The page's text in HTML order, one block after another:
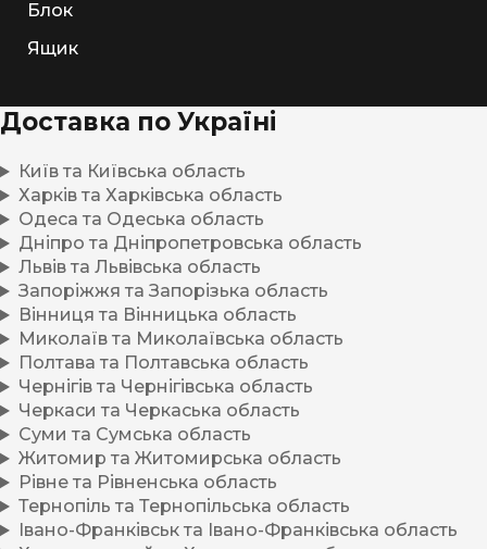
Блок
Ящик
Доставка по Україні
Київ та Київська область
Харків та Харківська область
Одеса та Одеська область
Дніпро та Дніпропетровська область
Львів та Львівська область
Запоріжжя та Запорізька область
Вінниця та Вінницька область
Миколаїв та Миколаївська область
Полтава та Полтавська область
Чернігів та Чернігівська область
Черкаси та Черкаська область
Суми та Сумська область
Житомир та Житомирська область
Рівне та Рівненська область
Тернопіль та Тернопільська область
Івано-Франківськ та Івано-Франківська область